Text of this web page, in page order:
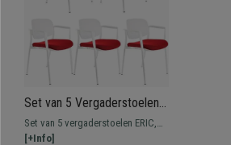
Set van 5 Vergaderstoelen
ERIC, Comfortabel en
Praktisch, Stapelbaar, Kleur
Set van 5 vergaderstoelen ERIC,
een comfortabele zitplaats voor
[+Info]